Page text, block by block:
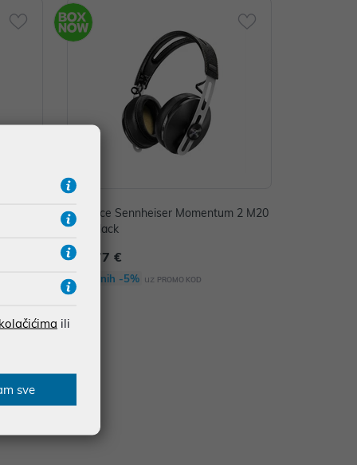
Slušalice Sennheiser Momentum 2 M20
EBT Black
238,77 €
Dodatnih -5% uz PROMO KOD
ili
sve